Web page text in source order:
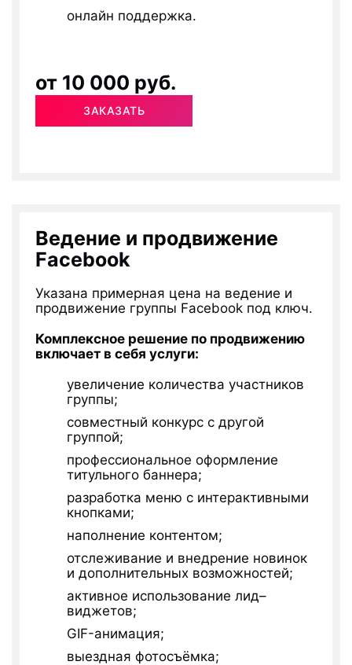
онлайн поддержка.
от 10 000 руб.
ЗАКАЗАТЬ
Ведение и продвижение
Facebook
Указана примерная цена на ведение и
продвижение группы Facebook под ключ.
Комплексное решение по продвижению
включает в себя услуги:
увеличение количества участников
группы;
совместный конкурс с другой
группой;
профессиональное оформление
титульного баннера;
разработка меню с интерактивными
кнопками;
наполнение контентом;
отслеживание и внедрение новинок
и дополнительных возможностей;
активное использование лид–
виджетов;
GIF-анимация;
выездная фотосъёмка;